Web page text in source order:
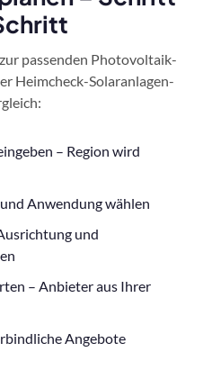
passenden Photovoltaik-
Heimcheck-Solaranlagen-
– Region wird
Anwendung wählen
und
– Anbieter aus Ihrer
Angebote